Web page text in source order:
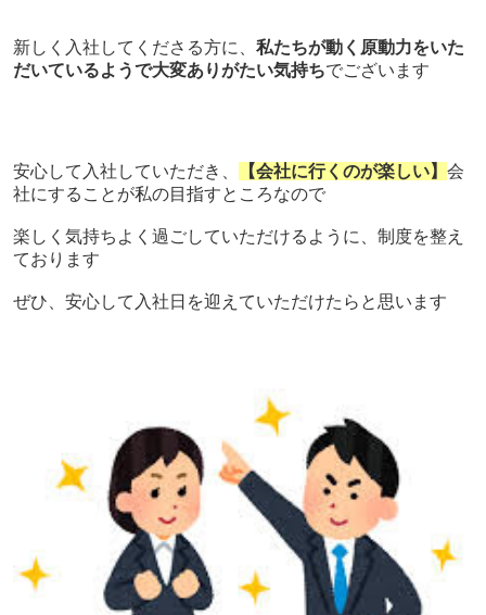
新しく入社してくださる方に、 私たちが動く原動力をいた
だいているようで大変ありがたい気持ちでございます
安心して入社していただき、 【会社に行くのが楽しい】 会
社にすることが私の目指すところなので
楽しく気持ちよく過ごしていただけるように、制度を整え
ております
ぜひ、安心して入社日を迎えていただけたらと思います